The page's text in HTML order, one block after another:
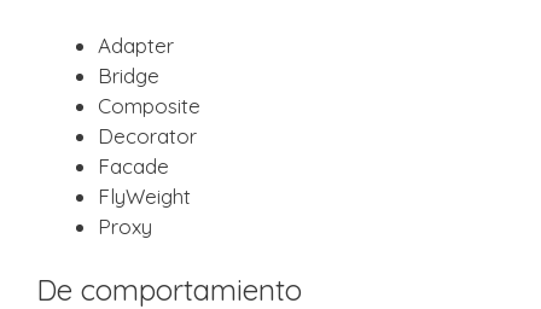
Adapter
Bridge
Composite
Decorator
Facade
FlyWeight
Proxy
De comportamiento